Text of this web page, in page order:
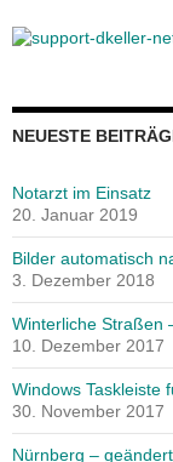
NEUESTE
Notarzt im Einsatz
20. Januar 2019
Bilder automatisch
3. Dezember 2018
Winterliche Straßen
10. Dezember 2017
Windows Taskleiste
30. November 2017
Nürnberg –